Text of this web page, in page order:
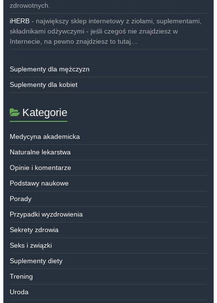
zdrowotnych.
iHERB- największy sklep internetowy z ziołami, suplementami,
składnikami odżywczymi - jeśli czegoś nie znajdziesz w
Internecie, na pewno znajdziesz to tutaj…
Suplementy dla mężczyzn
Suplementy dla kobiet
Kategorie
Medycyna akademicka
Naturalne lekarstwa
Opinie i komentarze
Podstawy naukowe
Porady
Przypadki wyzdrowienia
Sekrety zdrowia
Seks i związki
Suplementy diety
Trening
Uroda